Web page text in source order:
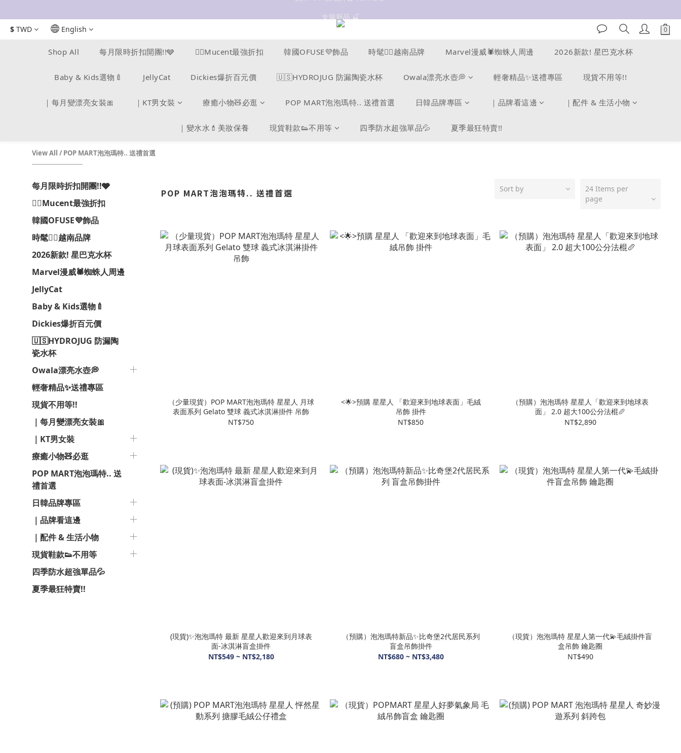
✨OWALA多款任選✨  點我看全部
抗UV 50+防曬外套 $299🧊🧊
$ TWD English
Shop All 每月限時折扣開團!!🩶 ❤️‍🔥Mucent最強折扣 韓國OFUSE💜飾品 時髦❤️‍🔥越南品牌 Marvel漫威🕷️蜘蛛人周邊 2026新款! 星巴克水杯
Baby & Kids選物🍼 JellyCat Dickies爆折百元價 🇺🇸HYDROJUG 防漏陶瓷水杯 Owala漂亮水壺💭 輕奢精品✨送禮專區 現貨不用等!!
｜每月變漂亮女裝🎀 ｜KT男女裝 療癒小物🧸必逛 POP MART泡泡瑪特.. 送禮首選 日韓品牌專區 ｜品牌看這邊 ｜配件 & 生活小物
｜變水水💄美妝保養 現貨鞋款👟不用等 四季防水超強單品💦 夏季最狂特賣!!
View All / POP MART泡泡瑪特.. 送禮首選
每月限時折扣開團!!🩶
❤️‍🔥Mucent最強折扣
韓國OFUSE💜飾品
時髦❤️‍🔥越南品牌
2026新款! 星巴克水杯
Marvel漫威🕷️蜘蛛人周邊
JellyCat
Baby & Kids選物🍼
Dickies爆折百元價
🇺🇸HYDROJUG 防漏陶
瓷水杯
Owala漂亮水壺💭
輕奢精品✨送禮專區
現貨不用等!!
｜每月變漂亮女裝🎀
｜KT男女裝
療癒小物🧸必逛
POP MART泡泡瑪特.. 送
禮首選
日韓品牌專區
｜品牌看這邊
｜配件 & 生活小物
現貨鞋款👟不用等
四季防水超強單品💦
夏季最狂特賣!!
POP MART泡泡瑪特.. 送禮首選 Sort by
24 Items per
page
（少量現貨）POP MART泡泡瑪特 星星人 月球
表面系列 Gelato 雙球 義式冰淇淋掛件 吊飾
NT$750
<🌟>預購 星星人 「歡迎來到地球表面」毛絨
吊飾 掛件
NT$850
（預購）泡泡瑪特 星星人「歡迎來到地球表
面」 2.0 超大100公分法棍🥖
NT$2,890
(現貨)✨泡泡瑪特 最新 星星人歡迎來到月球表
面-冰淇淋盲盒掛件
NT$549 ~ NT$2,180
（預購）泡泡瑪特新品✨比奇堡2代居民系列
盲盒吊飾掛件
NT$680 ~ NT$3,480
（現貨）泡泡瑪特 星星人第一代💫毛絨掛件盲
盒吊飾 鑰匙圈
NT$490